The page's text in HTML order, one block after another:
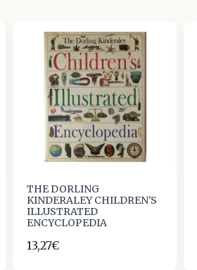
THE DORLING
KINDERALEY CHILDREN'S
ILLUSTRATED
ENCYCLOPEDIA
13,27€